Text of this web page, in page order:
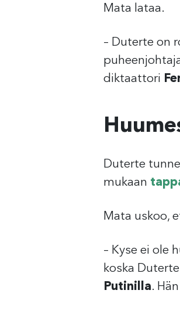
Mata lataa.
– Duterte on
diktaattori
Duterte
mukaan
Mata uskoo,
– Kyse ei ole
koska
Putinilla.